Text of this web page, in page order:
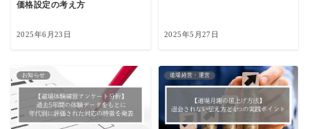
価格設定の考え方
2025年6月23日 2025年5月27日
お知らせ 道場経営・運営